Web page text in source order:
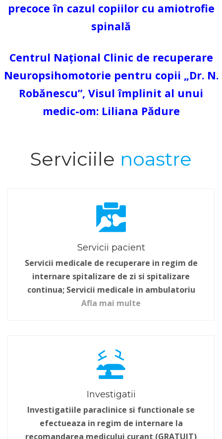
precoce în cazul copiilor cu amiotrofie
spinală
Centrul Național Clinic de recuperare
Neuropsihomotorie pentru copii „Dr. N.
Robănescu”, Visul împlinit al unui
medic-om: Liliana Pădure
Serviciile noastre
Servicii pacient
Servicii medicale de recuperare in regim de
internare spitalizare de zi si spitalizare
continua; Servicii medicale in ambulatoriu
Afla mai multe
Investigatii
Investigatiile paraclinice si functionale se
efectueaza in regim de internare la
recomandarea medicului curant (GRATUIT)